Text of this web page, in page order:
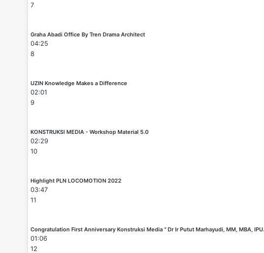
7
Graha Abadi Office By Tren Drama Architect
04:25
8
UZIN Knowledge Makes a Difference
02:01
9
KONSTRUKSI MEDIA - Workshop Material 5.0
02:29
10
Highlight PLN LOCOMOTION 2022
03:47
11
Congratulation First Anniversary Konstruksi Media " Dr Ir Putut Marhayudi, MM, MBA,
01:06
12